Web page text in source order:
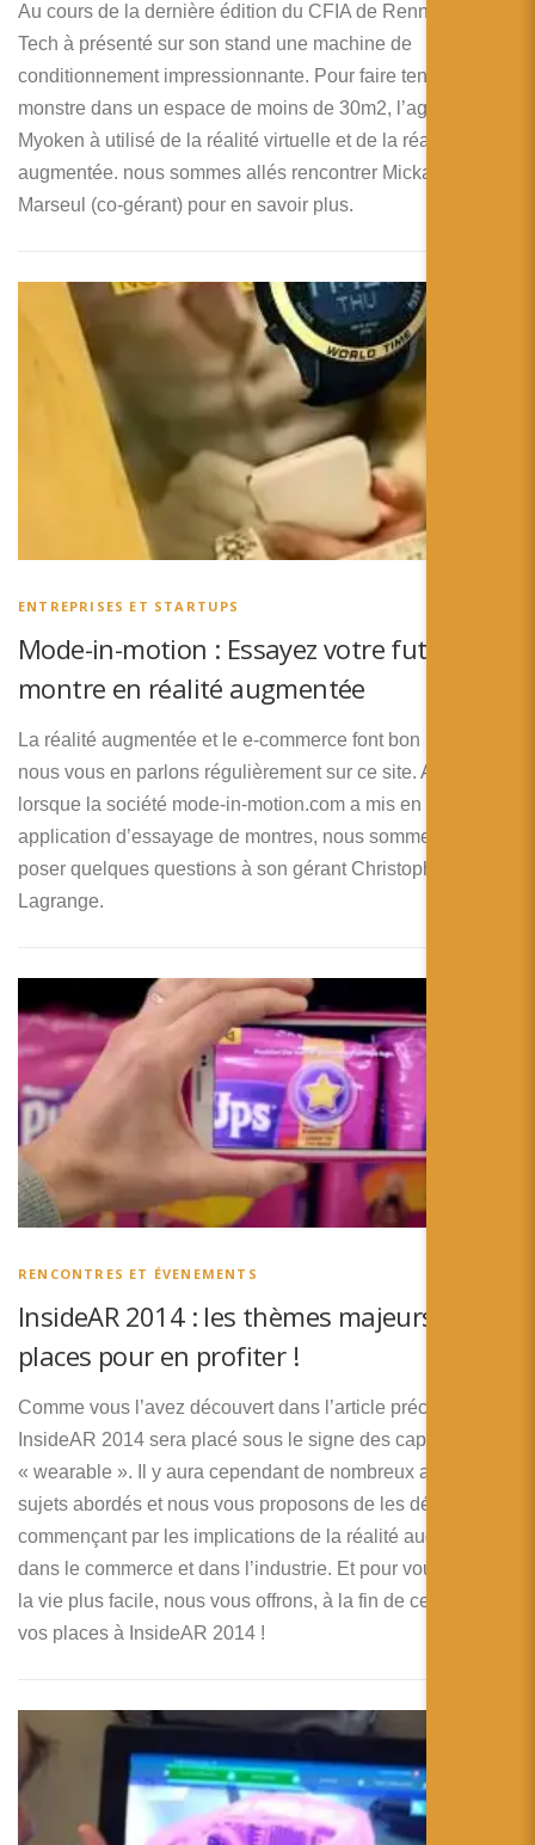
Au cours de la dernière édition du CFIA de Rennes, MG-
Tech à présenté sur son stand une machine de
conditionnement impressionnante. Pour faire tenir le
monstre dans un espace de moins de 30m2, l’agence
Myoken à utilisé de la réalité virtuelle et de la réalité
augmentée. nous sommes allés rencontrer Mickaël
Marseul (co-gérant) pour en savoir plus.
ENTREPRISES ET STARTUPS
Mode-in-motion : Essayez votre future
montre en réalité augmentée
La réalité augmentée et le e-commerce font bon ménage,
nous vous en parlons régulièrement sur ce site. Aussi,
lorsque la société mode-in-motion.com a mis en ligne son
application d’essayage de montres, nous sommes allés
poser quelques questions à son gérant Christophe
Lagrange.
RENCONTRES ET ÉVENEMENTS
InsideAR 2014 : les thèmes majeurs et vos
places pour en profiter !
Comme vous l’avez découvert dans l’article précèdent,
InsideAR 2014 sera placé sous le signe des capteurs et du
« wearable ». Il y aura cependant de nombreux autres
sujets abordés et nous vous proposons de les découvrir en
commençant par les implications de la réalité augmentée
dans le commerce et dans l’industrie. Et pour vous rendre
la vie plus facile, nous vous offrons, à la fin de cette article,
vos places à InsideAR 2014 !